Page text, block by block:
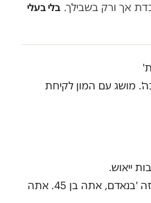
אך ורק בשבילך. בלי בעלי
מושג עם המון לקיחת
ייאוש.
ומה שהכי כואב לי במקרים כאלו זה 'בנאדם, אתה בן 45. אתה